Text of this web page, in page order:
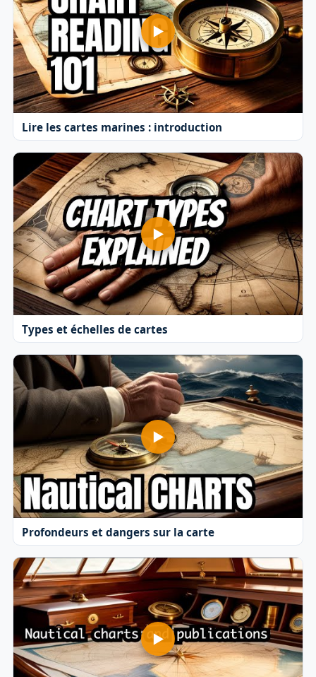
Lire les cartes marines : introduction
Types et échelles de cartes
Profondeurs et dangers sur la carte